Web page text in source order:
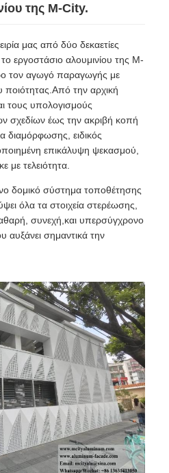
της M-City.
μας από δύο δεκαετίες
εργοστάσιο αλουμινίου της M-
τον αγωγό παραγωγής με
την αρχική
τους υπολογισμούς
σχεδίων έως την ακριβή κοπή
διαμόρφωσης, ειδικός
επικάλυψη ψεκασμού,
με τελειότητα.
δομικό σύστημα τοποθέτησης
όλα τα στοιχεία στερέωσης,
συνεχή,και υπερσύγχρονο
αυξάνει σημαντικά την